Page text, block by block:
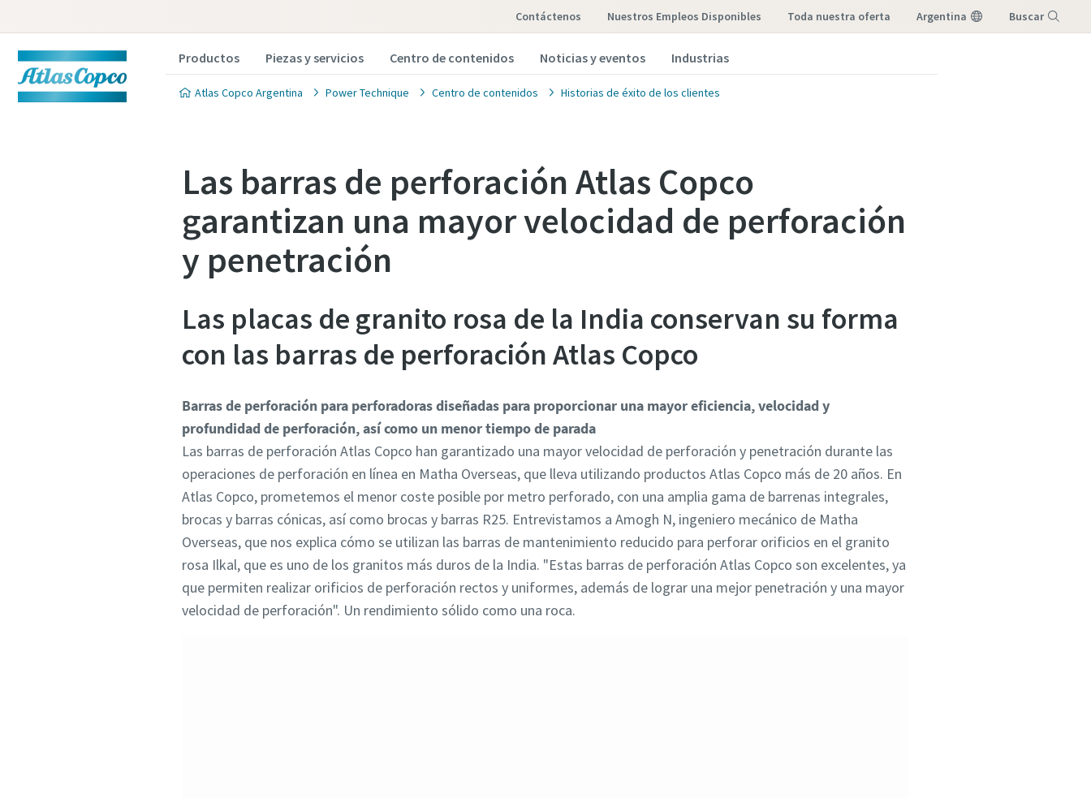
Contáctenos Nuestros Empleos Disponibles toda nuestra oferta Argentina Buscar
Productos Piezas y servicios Centro de contenidos Noticias y eventos Industrias
Atlas Copco Argentina Power Technique Centro de contenidos Historias de éxito de los clientes
Las barras de perforación Atlas Copco
garantizan una mayor velocidad de perforación
y penetración
Las placas de granito rosa de la India conservan su forma
con las barras de perforación Atlas Copco
Barras de perforación para perforadoras diseñadas para proporcionar una mayor eficiencia, velocidad y
profundidad de perforación, así como un menor tiempo de parada
Las barras de perforación Atlas Copco han garantizado una mayor velocidad de perforación y penetración durante las
operaciones de perforación en línea en Matha Overseas, que lleva utilizando productos Atlas Copco más de 20 años. En
Atlas Copco, prometemos el menor coste posible por metro perforado, con una amplia gama de barrenas integrales,
brocas y barras cónicas, así como brocas y barras R25. Entrevistamos a Amogh N, ingeniero mecánico de Matha
Overseas, que nos explica cómo se utilizan las barras de mantenimiento reducido para perforar orificios en el granito
rosa Ilkal, que es uno de los granitos más duros de la India. "Estas barras de perforación Atlas Copco son excelentes, ya
que permiten realizar orificios de perforación rectos y uniformes, además de lograr una mejor penetración y una mayor
velocidad de perforación". Un rendimiento sólido como una roca.